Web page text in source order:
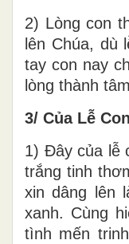
2) Lòng con
lên Chúa, dù
tay con nay
lòng thành
3/ Của Lễ
1) Đây của lễ
trắng tinh
xin dâng lên
xanh. Cùng
tình mến